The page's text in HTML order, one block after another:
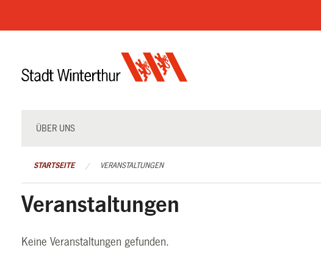
überspringen
ÜBER UNS
STARTSEITE VERANSTALTUNGEN
Veranstaltungen
Keine Veranstaltungen gefunden.